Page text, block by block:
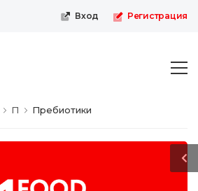
Вход Регистрация
П Пребиотики